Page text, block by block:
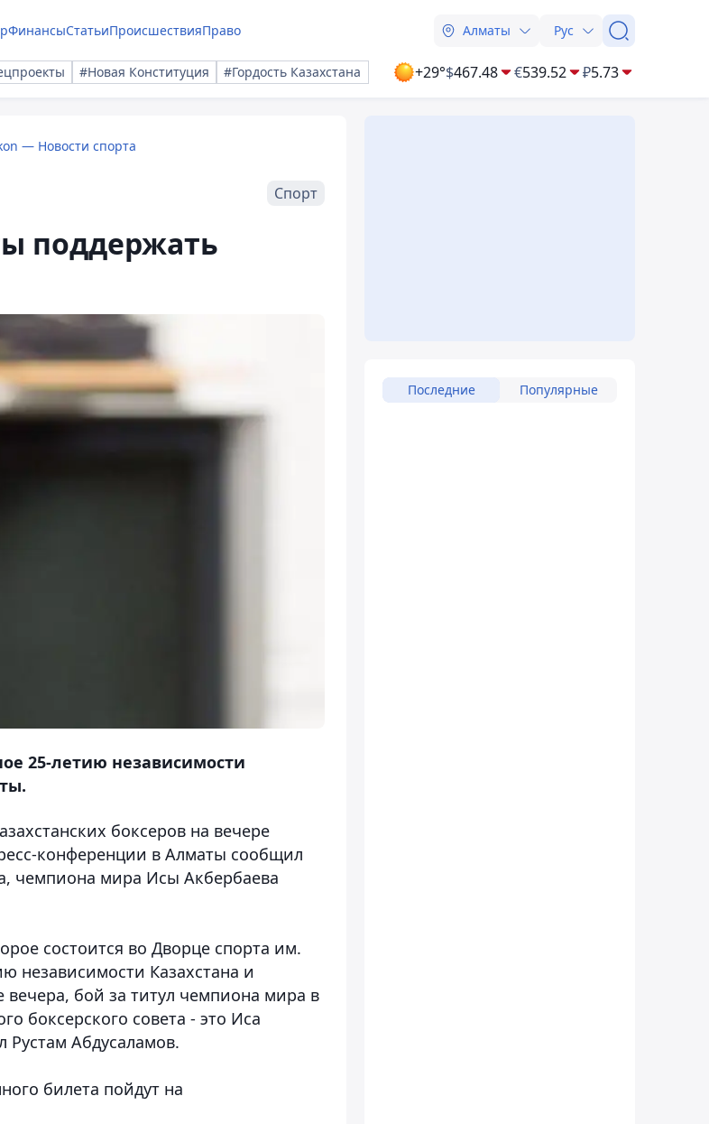
ФинансыСтатьиПроисшествияПраво Алматы Рус
#Новая Конституция #Гордость Казахстана +29°$467.48 €539.52 ₽5.73
— Новости спорта
Спорт
поддержать
25-летию независимости
боксеров на вечере
конференции в Алматы сообщил
чемпиона мира Исы Акбербаева
состоится во Дворце спорта им.
независимости Казахстана и
вечера, бой за титул чемпиона мира в
боксерского совета - это Иса
Абдусаламов.
билета пойдут на
Последние Популярные